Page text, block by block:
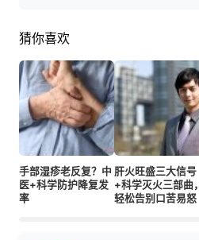
猜你喜欢
手部湿疹老反复？中
医+科学防护降复发
率
肝火旺盛三大信号
+科学灭火三部曲，
轻松告别口苦易怒